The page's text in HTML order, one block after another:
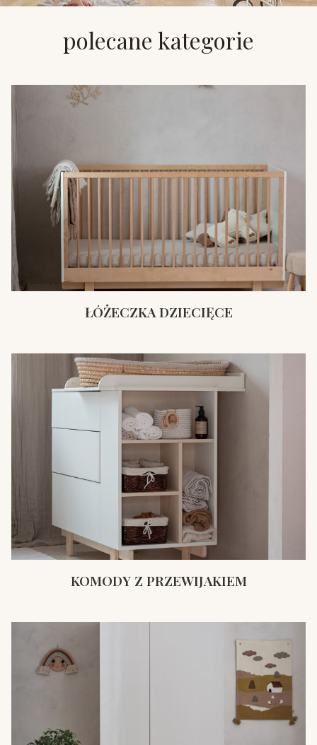
polecane kategorie
ŁÓŻECZKA DZIECIĘCE
KOMODY Z PRZEWIJAKIEM